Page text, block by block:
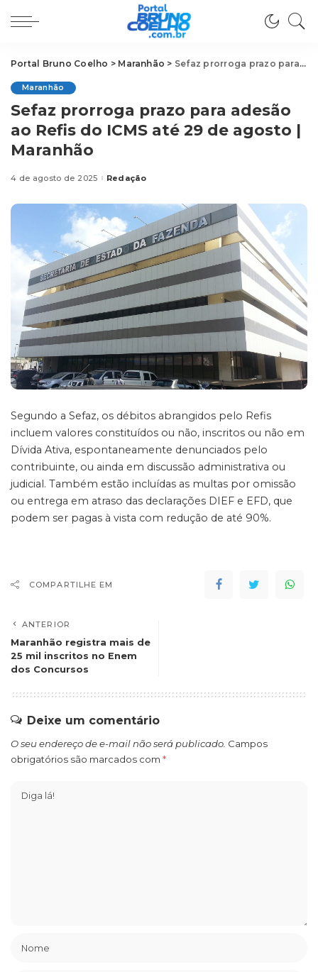
Portal Bruno Coelho > Maranhão > Sefaz prorroga prazo para adesão ao Refis do ICMS até 29 de agosto | Maranhão
Maranhão
Sefaz prorroga prazo para adesão
ao Refis do ICMS até 29 de agosto |
Maranhão
4 de agosto de 2025Posted
Redação
Segundo a Sefaz, os débitos abrangidos pelo Refis
incluem valores constituídos ou não, inscritos ou não em
Dívida Ativa, espontaneamente denunciados pelo
contribuinte, ou ainda em discussão administrativa ou
judicial. Também estão incluídas as multas por omissão
ou entrega em atraso das declarações DIEF e EFD, que
podem ser pagas à vista com redução de até 90%.
COMPARTILHE EM
ANTERIOR
Maranhão registra mais de
25 mil inscritos no Enem
dos Concursos
Deixe um comentário
O seu endereço de e-mail não será publicado. Campos
obrigatórios são marcados com *